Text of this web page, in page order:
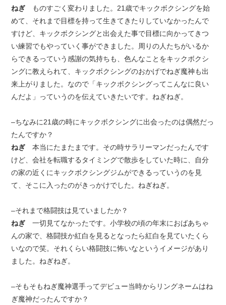
ねぎ ものすごく変わりました。21歳でキックボクシングを始
めて、それまで目標を持って生きてきたりしていなかったんで
すけど、キックボクシングと出会えた事で目標に向かってきつ
い練習でもやっていく事ができました。周りの人たちがいるか
らできるっていう感謝の気持ちも、色んなことをキックボクシ
ングに教えられて、キックボクシングのおかげでねぎ魔神も出
来上がりました。なので「キックボクシングってこんなに良い
んだよ」っていうのを伝えていきたいです。ねぎねぎ。
–ちなみに21歳の時にキックボクシングに出会ったのは偶然だっ
たんですか？
ねぎ 本当にたまたまです。その時サラリーマンだったんです
けど、会社を転職するタイミングで散歩をしていた時に、自分
の家の近くにキックボクシングジムができるっていうのを見
て、そこに入ったのがきっかけでした。ねぎねぎ。
–それまで格闘技は見ていましたか？
ねぎ 一切見てなかったです。小学校の頃の年末におばあちゃ
んの家で、格闘技か紅白を見るとなったら紅白を見ていたくら
いなので笑。それくらい格闘技に怖いなというイメージがあり
ました。ねぎねぎ。
–そもそもねぎ魔神選手ってデビュー当時からリングネームはね
ぎ魔神だったんですか？